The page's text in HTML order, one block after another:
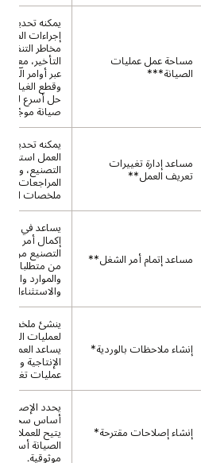
مساحة عمل عمليات
الصيانة***
يمكنه تحديد
إجراءات
مخاطر التنفيذ
التأخير، مع
عبر أوامر
وقطع الغيار
حل أسرع
صيانة موجّهة.
مساعد إدارة تغييرات
تعريف العمل**
يمكنه تحديث
العمل استنادًا
التصنيع،
المراجعات،
ملخصات
مساعد إتمام أمر الشغل**
يساعد في
إكمال أمر
التصنيع من
من متطلبات
والموارد
والاستثناءات
إنشاء ملاحظات بالوردية*
ينشئ ملخصات
لعمليات
يساعد
الإنتاجية
عمليات تغيير
إنشاء إصلاحات مقترحة*
يحدد
أساس سجل
يتيح للعملاء
الصيانة أسرع
موثوقية.